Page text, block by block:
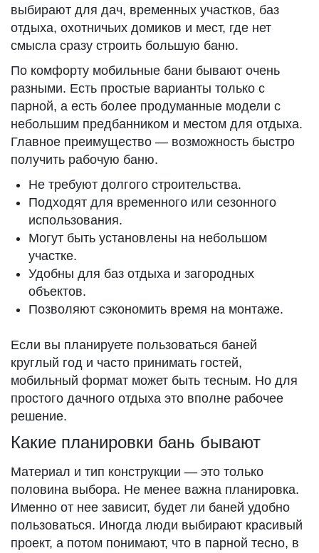
выбирают для дач, временных участков, баз
отдыха, охотничьих домиков и мест, где нет
смысла сразу строить большую баню.
По комфорту мобильные бани бывают очень
разными. Есть простые варианты только с
парной, а есть более продуманные модели с
небольшим предбанником и местом для отдыха.
Главное преимущество — возможность быстро
получить рабочую баню.
Не требуют долгого строительства.
Подходят для временного или сезонного
использования.
Могут быть установлены на небольшом
участке.
Удобны для баз отдыха и загородных
объектов.
Позволяют сэкономить время на монтаже.
Если вы планируете пользоваться баней
круглый год и часто принимать гостей,
мобильный формат может быть тесным. Но для
простого дачного отдыха это вполне рабочее
решение.
Какие планировки бань бывают
Материал и тип конструкции — это только
половина выбора. Не менее важна планировка.
Именно от нее зависит, будет ли баней удобно
пользоваться. Иногда люди выбирают красивый
проект, а потом понимают, что в парной тесно, в